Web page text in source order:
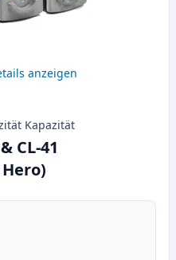
anzeigen
Kapazität
CL-41